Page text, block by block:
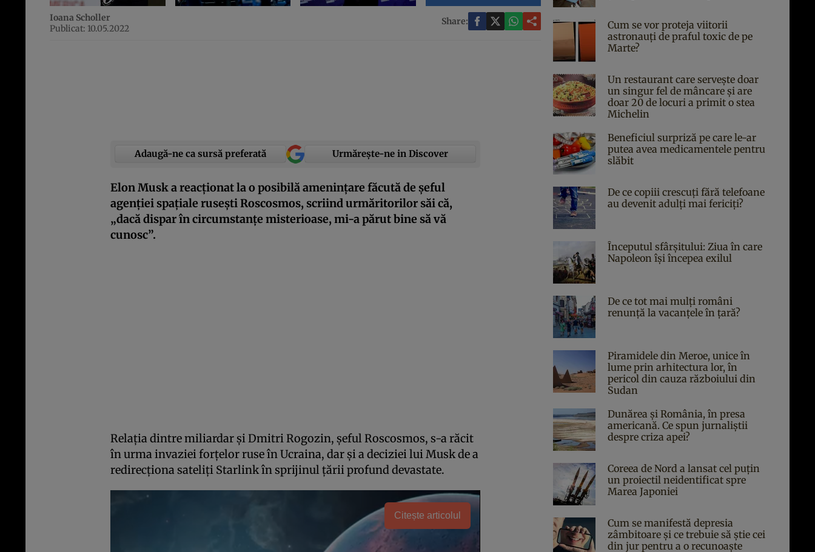
Ioana Scholler
Publicat: 10.05.2022
Share:
Adaugă-ne ca sursă preferată Urmărește-ne in Discover
Elon Musk a reacționat la o posibilă amenințare făcută de șeful
agenției spațiale rusești Roscosmos, scriind urmăritorilor săi că,
„dacă dispar în circumstanțe misterioase, mi-a părut bine să vă
cunosc”.
Relația dintre miliardar și Dmitri Rogozin, șeful Roscosmos, s-a răcit
în urma invaziei forțelor ruse în Ucraina, dar și a deciziei lui Musk de a
redirecționa sateliți Starlink în sprijinul țării profund devastate.
Citește articolul
Cum se vor proteja viitorii
astronauți de praful toxic de pe
Marte?
Un restaurant care servește doar
un singur fel de mâncare și are
doar 20 de locuri a primit o stea
Michelin
Beneficiul surpriză pe care le-ar
putea avea medicamentele pentru
slăbit
De ce copiii crescuți fără telefoane
au devenit adulți mai fericiți?
Începutul sfârşitului: Ziua în care
Napoleon îşi începea exilul
De ce tot mai mulți români
renunță la vacanțele în țară?
Piramidele din Meroe, unice în
lume prin arhitectura lor, în
pericol din cauza războiului din
Sudan
Dunărea și România, în presa
americană. Ce spun jurnaliștii
despre criza apei?
Coreea de Nord a lansat cel puțin
un proiectil neidentificat spre
Marea Japoniei
Cum se manifestă depresia
zâmbitoare și ce trebuie să știe cei
din jur pentru a o recunoaște